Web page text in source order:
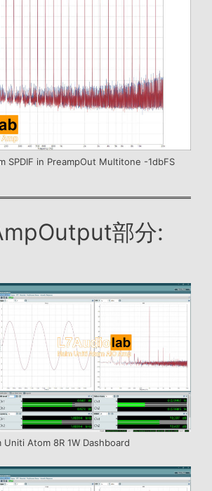
SPDIF in PreampOut Multitone -1dbFS
部分:
Uniti Atom 8R 1W Dashboard